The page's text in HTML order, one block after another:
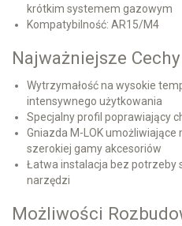
krótkim systemem gazowym
Kompatybilność: AR15/M4
Najważniejsze
Wytrzymałość na wysokie
intensywnego użytkowania
Specjalny profil poprawiający
Gniazda M-LOK
szerokiej gamy akcesoriów
Łatwa instalacja bez potrzeby
narzędzi
Możliwości